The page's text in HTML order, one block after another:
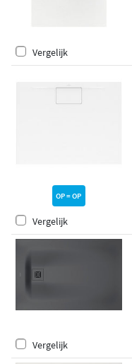
Vergelijk
OP = OP
Vergelijk
Vergelijk